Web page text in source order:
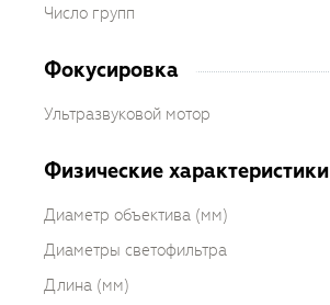
Число групп
Фокусировка
Ультразвуковой мотор
Физические характеристики
Диаметр объектива (мм)
Диаметры светофильтра
Длина (мм)